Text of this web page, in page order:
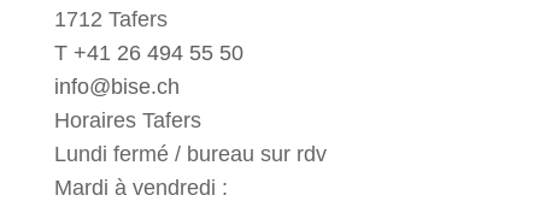
1712 Tafers
T +41 26 494 55 50
info@bise.ch
Horaires Tafers
Lundi fermé / bureau sur rdv
Mardi à vendredi :